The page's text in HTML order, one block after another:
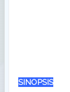
SINOPSIS